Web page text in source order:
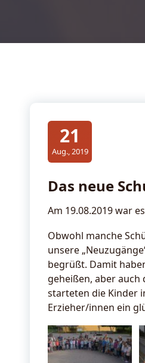
21
Aug., 2019
Das neue
Am 19.08.2019 war
Obwohl manche
unsere
begrüßt. Damit
geheißen, aber auch
starteten die Kinder
Erzieher/innen ein